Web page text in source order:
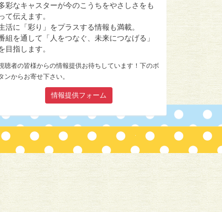
彩なキャスターが今のこうちをやさしさをも
て伝えます。
活に「彩り」をプラスする情報も満載。
組を通して「人をつなぐ、未来につなげる」
目指します。
聴者の皆様からの情報提供お待ちしています！下のボ
ンからお寄せ下さい。
情報提供フォーム